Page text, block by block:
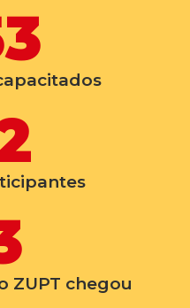
ZUPT chegou